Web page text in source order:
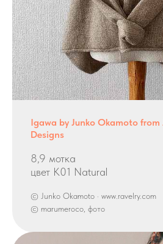
Igawa by Junko Okamoto
Designs
8,9 мотка
цвет K01 Natural
© Junko Okamoto · www.ravelry.com
© marumeroco, фото